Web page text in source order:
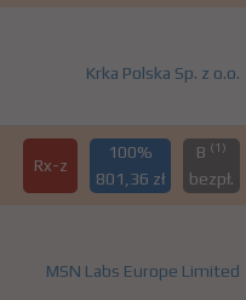
Krka Polska Sp. z o.o.
Rx-z
100%
801,36 zł
B (1)
bezpł.
MSN Labs Europe Limited